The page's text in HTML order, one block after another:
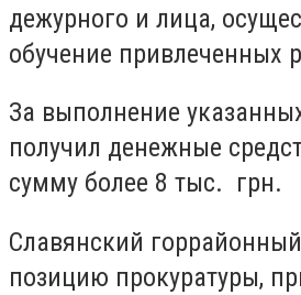
дежурного и лица,
обучение привлеченных
За выполнение
получил денежные
сумму более 8 тыс. грн.
Славянский
позицию прокуратуры,